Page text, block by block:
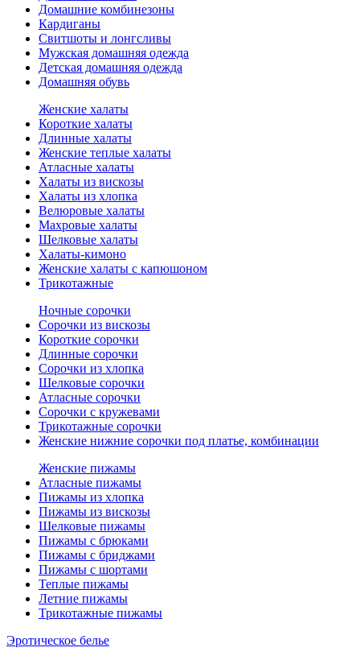
Домашние комбинезоны
Кардиганы
Свитшоты и лонгсливы
Мужская домашняя одежда
Детская домашняя одежда
Домашняя обувь
Женские халаты
Короткие халаты
Длинные халаты
Женские теплые халаты
Атласные халаты
Халаты из вискозы
Халаты из хлопка
Велюровые халаты
Махровые халаты
Шелковые халаты
Халаты-кимоно
Женские халаты с капюшоном
Трикотажные
Ночные сорочки
Сорочки из вискозы
Короткие сорочки
Длинные сорочки
Сорочки из хлопка
Шелковые сорочки
Атласные сорочки
Сорочки с кружевами
Трикотажные сорочки
Женские нижние сорочки под платье, комбинации
Женские пижамы
Атласные пижамы
Пижамы из хлопка
Пижамы из вискозы
Шелковые пижамы
Пижамы с брюками
Пижамы с бриджами
Пижамы с шортами
Теплые пижамы
Летние пижамы
Трикотажные пижамы
Эротическое белье